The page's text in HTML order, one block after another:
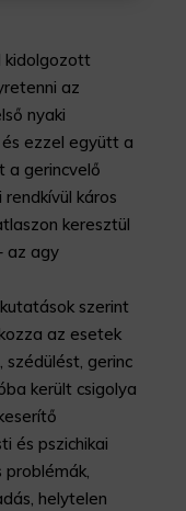
kidolgozott
az
nyaki
ezzel együtt a
a gerincvelő
káros
keresztül
az agy
szerint
az esetek
gerinc
került csigolya
és pszichikai
problémák,
helytelen